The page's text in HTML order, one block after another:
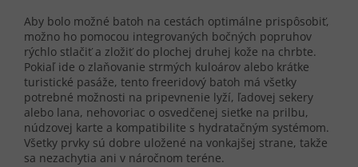
Aby bolo možné batoh na cestách optimálne prispôsobiť,
možno ho pomocou integrovaných bočných popruhov
rýchlo stlačiť a zložiť do plochej druhej kože na chrbte.
Pokiaľ ide o zlaňovanie strmých kuloárov alebo krátke
turistické pasáže, tento freeridový batoh má všetky
potrebné možnosti na pripevnenie lyží, ľadovej sekery
alebo lana, nehovoriac o osvedčenej sieťke na prilbu,
núdzovej karte a kompatibilite s hydratačným systémom.
Všetky prvky sú dobre uložené na vonkajšej strane, takže
sa nezachytia ani v náročnom teréne.